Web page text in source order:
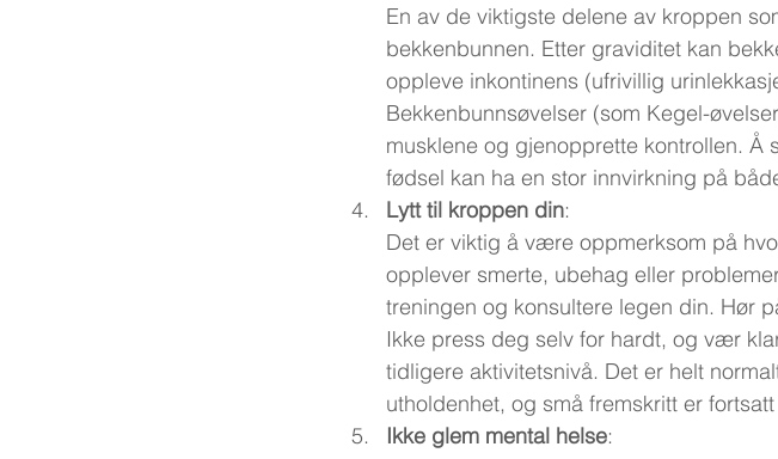
En av de viktigste delene av kroppen
bekkenbunnen. Etter graviditet kan
oppleve inkontinens (ufrivillig
Bekkenbunnsøvelser (som Kegel-
musklene og gjenopprette kontrollen.
fødsel kan ha en stor innvirkning på
Lytt til kroppen din:
Det er viktig å være oppmerksom på
opplever smerte, ubehag eller
treningen og konsultere legen din. Hør
Ikke press deg selv for hardt, og vær
tidligere aktivitetsnivå. Det er helt
utholdenhet, og små fremskritt er fortsatt
Ikke glem mental helse: